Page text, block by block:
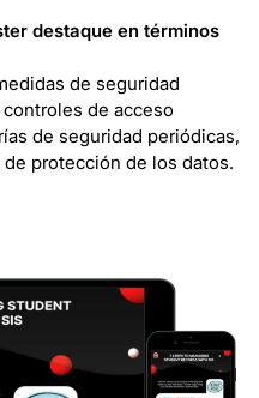
destaque en términos
de seguridad
de acceso
de seguridad periódicas,
protección de los datos.